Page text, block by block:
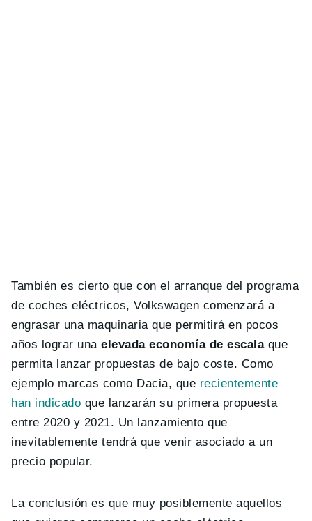
También es cierto que con el arranque del programa
de coches eléctricos, Volkswagen comenzará a
engrasar una maquinaria que permitirá en pocos
años lograr unaelevada economía de escalaque
permita lanzar propuestas de bajo coste. Como
ejemplo marcas como Dacia, que recientemente
han indicado que lanzarán su primera propuesta
entre 2020 y 2021. Un lanzamiento que
inevitablemente tendrá que venir asociado a un
precio popular.
La conclusión es que muy posiblemente aquellos